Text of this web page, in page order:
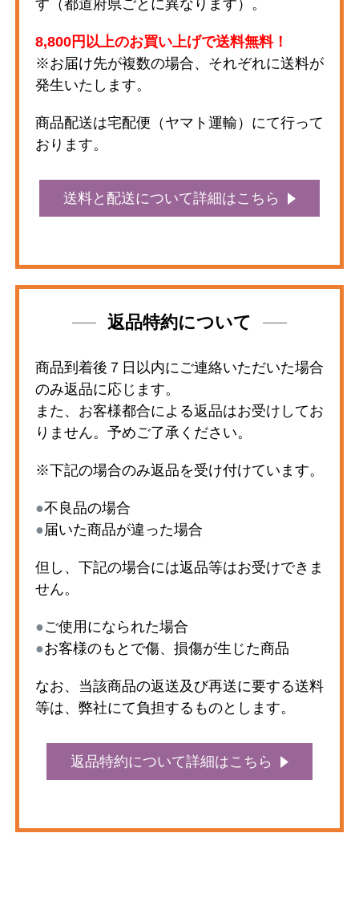
す（都道府県ごとに異なります）。
8,800円以上のお買い上げで送料無料！
※お届け先が複数の場合、それぞれに送料が
発生いたします。
商品配送は宅配便（ヤマト運輸）にて行って
おります。
送料と配送について詳細はこちら
返品特約について
商品到着後７日以内にご連絡いただいた場合
のみ返品に応じます。
また、お客様都合による返品はお受けしてお
りません。予めご了承ください。
※下記の場合のみ返品を受け付けています。
●不良品の場合
●届いた商品が違った場合
但し、下記の場合には返品等はお受けできま
せん。
●ご使用になられた場合
●お客様のもとで傷、損傷が生じた商品
なお、当該商品の返送及び再送に要する送料
等は、弊社にて負担するものとします。
返品特約について詳細はこちら